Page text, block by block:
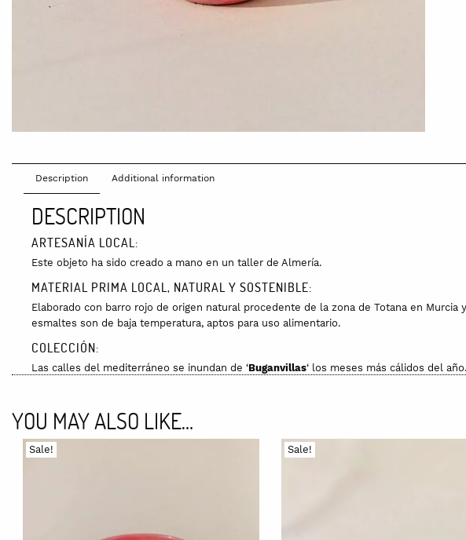
Description Additional information
DESCRIPTION
ARTESANÍA LOCAL:
Este objeto ha sido creado a mano en un taller de Almería.
MATERIAL PRIMA LOCAL, NATURAL Y SOSTENIBLE:
Elaborado con barro rojo de origen natural procedente de la zona de Totana en
esmaltes son de baja temperatura, aptos para uso alimentario.
COLECCIÓN:
Las calles del mediterráneo se inundan de ‘Buganvillas‘ los meses más cálidos del
Esta pieza se puede introducir en el lavavajillas y en el microondas, sin embargo,
PACKAGING:
YOU MAY ALSO LIKE…
Sale! Sale!